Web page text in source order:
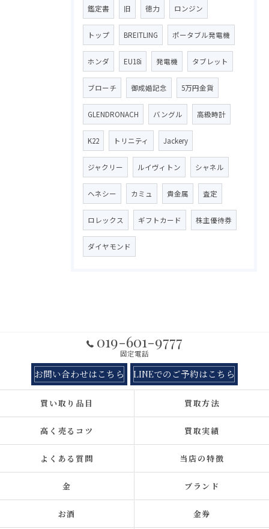
鑑定書 旧 徳力 ロンジン
トップ BREITLING ポータブル発電機
ホンダ EU18i 発電機 タブレット
ブローチ 御成婚記念 5万円金貨
GLENDRONACH バングル 高級時計
K22 トリニティ Jackery
ジャクリー ルイヴィトン シャネル
ヘネシー カミュ 貴金属 査定
ロレックス ギフトカード 株主優待券
ダイヤモンド
019-601-9777
固定電話
お問い合わせはこちら LINEでのご予約はこちら
買い取り品目 買取方法
高く売るコツ 買取実績
よくある質問 当店の特徴
金 ブランド
お酒 金券